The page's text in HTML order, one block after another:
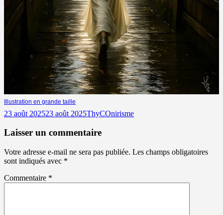
Illustration en grande taille
Publié
23 août 202523 août 2025Auteur
ThyCCatégories
Onirisme
Laisser un commentaire
Votre adresse e-mail ne sera pas publiée. Les champs obligatoires
sont indiqués avec *
Commentaire *